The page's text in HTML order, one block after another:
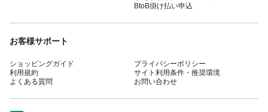
BtoB掛け払い申込
お客様サポート
ショッピングガイド
利用規約
よくある質問
プライバシーポリシー
サイト利用条件・推奨環境
お問い合わせ